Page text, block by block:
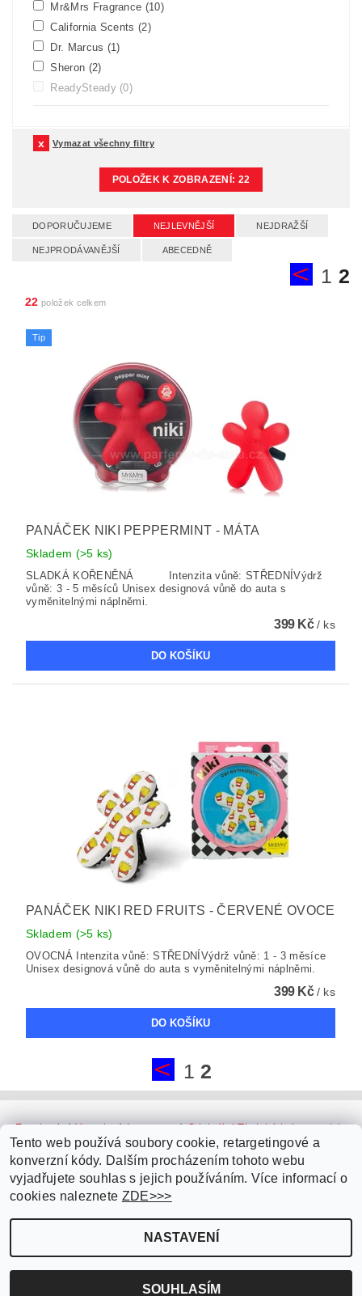
Mr&Mrs Fragrance (10)
California Scents(2)
Dr. Marcus (1)
Sheron (2)
ReadySteady (0)
Vymazat všechny filtry
POLOŽEK K ZOBRAZENÍ: 22
DOPORUČUJEME NEJLEVNĚJŠÍ NEJDRAŽŠÍ
NEJPRODÁVANĚJŠÍ ABECEDNĚ
1 2
22 položek celkem
Tip
PANÁČEK NIKI PEPPERMINT - MÁTA
Skladem (>5 ks)
SLADKÁ KOŘENĚNÁ Intenzita vůně: STŘEDNÍVýdrž
vůně: 3 - 5 měsíců Unisex designová vůně do auta s
vyměnitelnými náplněmi.
399 Kč/ ks
PANÁČEK NIKI RED FRUITS - ČERVENÉ OVOCE
Skladem (>5 ks)
OVOCNÁ Intenzita vůně: STŘEDNÍVýdrž vůně: 1 - 3 měsíce
Unisex designová vůně do auta s vyměnitelnými náplněmi.
399 Kč/ ks
1 2
Facebook | Youtube | Instagram | Originální Thajské krémy a oleje
| Platební brána ComGate
2026 ©Parfémy do auta.cz, všechna práva vyhrazenaUpravit nastavení cookies
Vytvořil Shoptet
Tento web používá soubory cookie, retargetingové a
konverzní kódy. Dalším procházením tohoto webu
vyjadřujete souhlas s jejich používáním. Více informací o
cookies naleznete ZDE>>>
NASTAVENÍ
SOUHLASÍM